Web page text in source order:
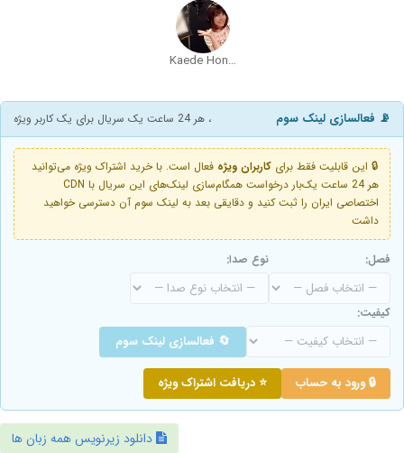
Kaede Hondo
📡 فعالسازی لینک سوم ، هر 24 ساعت یک سریال برای یک کاربر ویژه
🔒 این قابلیت فقط برای کاربران ویژه فعال است. با خرید اشتراک ویژه می‌توانید
هر 24 ساعت یک‌بار درخواست همگام‌سازی لینک‌های این سریال با CDN
اختصاصی ایران را ثبت کنید و دقایقی بعد به لینک سوم آن دسترسی خواهید
داشت
فصل: نوع صدا:
کیفیت:
🔄 فعالسازی لینک سوم
🔒 ورود به حساب ⭐ دریافت اشتراک ویژه
دانلود زیرنویس همه زبان ها